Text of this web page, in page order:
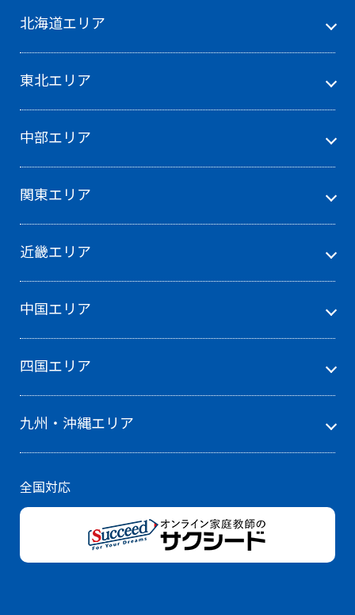
北海道エリア
東北エリア
中部エリア
関東エリア
近畿エリア
中国エリア
四国エリア
九州・沖縄エリア
全国対応